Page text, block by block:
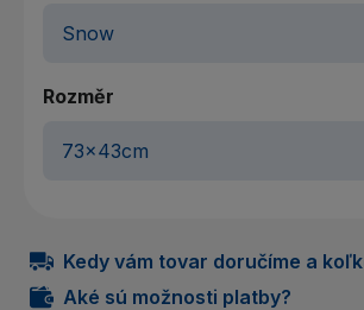
Rozměr
Kedy vám tovar doručíme a
Aké sú možnosti platby?